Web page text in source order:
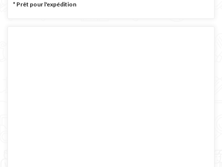
* Prêt pour l'expédition